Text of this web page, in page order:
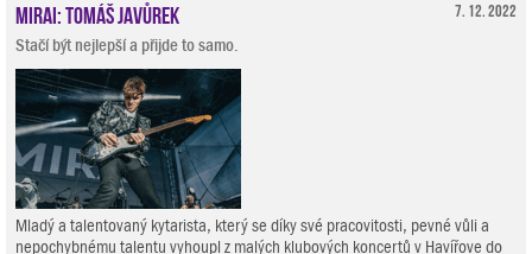
7. 12. 2022
Mirai: Tomáš Javůrek
Stačí být nejlepší a přijde to samo.
Mladý a talentovaný kytarista, který se díky své pracovitosti, pevné vůli a
nepochybnému talentu vyhoupl z malých klubových koncertů v Havířove do